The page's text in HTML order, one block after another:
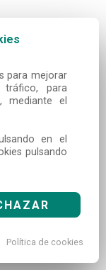
para mejorar
tráfico, para
mediante el
en el
pulsando
Política de cookies